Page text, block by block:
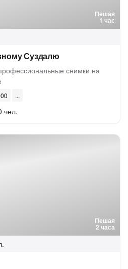
Пешая
1 час
Суздалю
снимки на
чел.
Пешая
2 часа